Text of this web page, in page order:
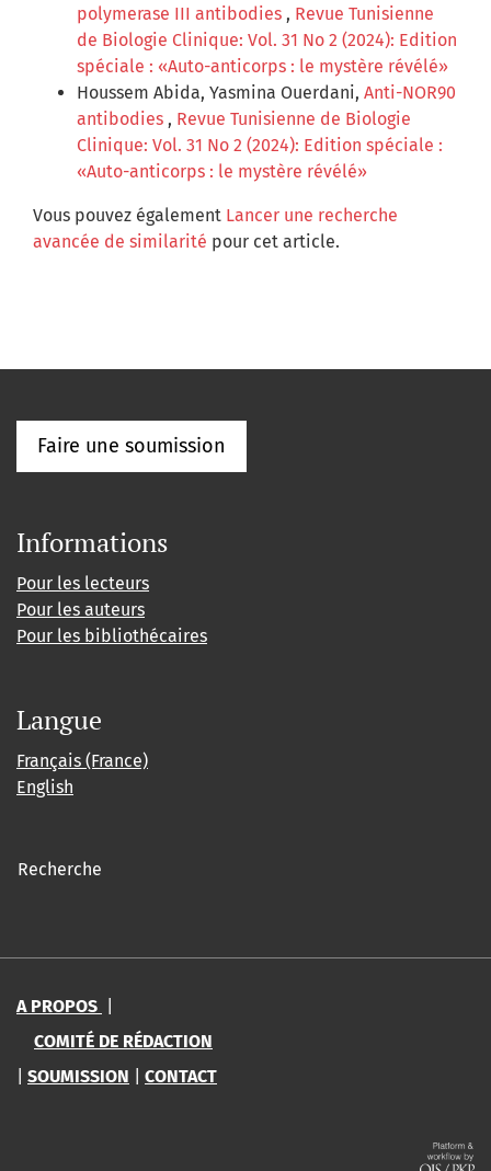
polymerase III antibodies , Revue Tunisienne
de Biologie Clinique: Vol. 31 No 2 (2024): Edition
spéciale : «Auto-anticorps : le mystère révélé»
Houssem Abida, Yasmina Ouerdani, Anti-NOR90
antibodies , Revue Tunisienne de Biologie
Clinique: Vol. 31 No 2 (2024): Edition spéciale :
«Auto-anticorps : le mystère révélé»
Vous pouvez également Lancer une recherche
avancée de similarité pour cet article.
Faire une soumission
Informations
Pour les lecteurs
Pour les auteurs
Pour les bibliothécaires
Langue
Français (France)
English
Recherche
A PROPOS
COMITÉ DE RÉDACTION
SOUMISSION CONTACT